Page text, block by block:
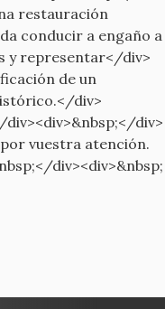
restauración
conducir a engaño a
y representar</div>
de un
div>
div><div>&nbsp;</div>
vuestra atención.
div><div>&nbsp;